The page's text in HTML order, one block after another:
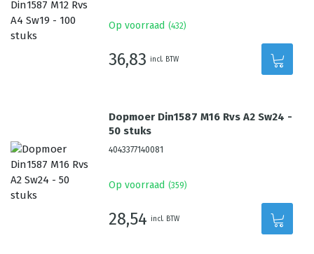
Op voorraad (432)
36,83 incl. BTW
Dopmoer Din1587 M16 Rvs A2 Sw24 -
50 stuks
4043377140081
Op voorraad (359)
28,54 incl. BTW